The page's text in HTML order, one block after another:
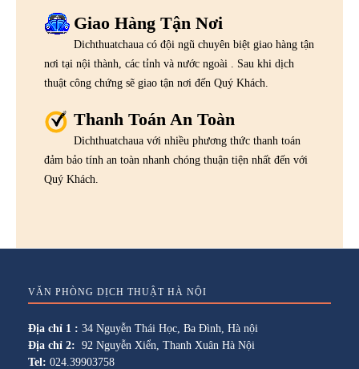
Giao Hàng Tận Nơi
Dichthuatchaua có đội ngũ chuyên biệt giao hàng tận
nơi tại nội thành, các tỉnh và nước ngoài . Sau khi dịch
thuật công chứng sẽ giao tận nơi đến Quý Khách.
Thanh Toán An Toàn
Dichthuatchaua với nhiều phương thức thanh toán
đảm bảo tính an toàn nhanh chóng thuận tiện nhất đến với
Quý Khách.
VĂN PHÒNG DỊCH THUẬT HÀ NỘI
Địa chỉ 1 : 34 Nguyễn Thái Học, Ba Đình, Hà nội
Địa chỉ 2: 92 Nguyễn Xiển, Thanh Xuân Hà Nội
Tel: 024.39903758